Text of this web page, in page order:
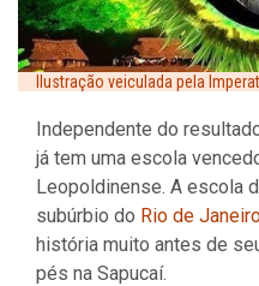
Ilustração veiculada pela
Independente do
já tem uma escola
Leopoldinense. A escola
subúrbio do Rio de
história muito antes de
pés na Sapucaí.